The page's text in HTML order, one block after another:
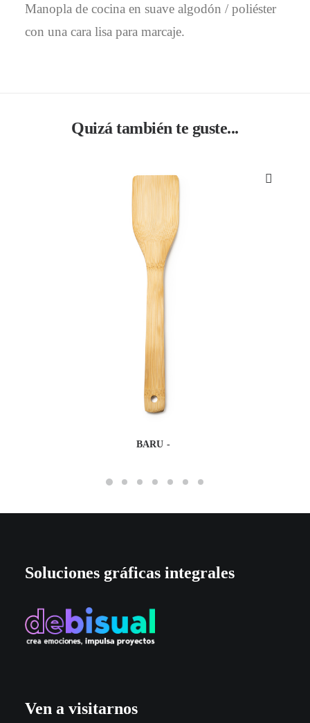
Manopla de cocina en suave algodón / poliéster
con una cara lisa para marcaje.
Quizá también te guste...
BARU
Soluciones gráficas integrales
Ven a visitarnos